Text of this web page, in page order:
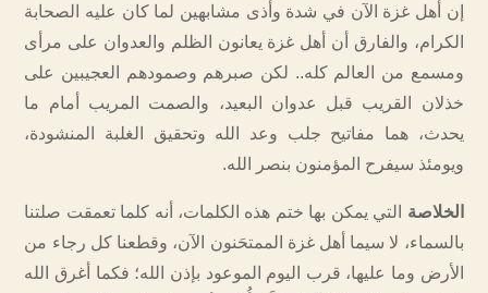
إن أهل غزة الآن في شدة وأذى مشابهين لما كان عليه الصحابة
الكرام، والفارق أن أهل غزة يعانون الظلم والعدوان على مرأى
ومسمع من العالم كله.. لكن صبرهم وصمودهم العجيبين على
خذلان القريب قبل عدوان البعيد، والصمت المريب أمام ما
يحدث، هما مفاتيح جلب وعد الله وتحقيق الغلبة المنشودة،
ويومئذ سيفرح المؤمنون بنصر الله.
الخلاصة
التي يمكن بها ختم هذه الكلمات، أنه كلما تعمقت صلتنا
بالسماء، لا سيما أهل غزة الممتحَنون الآن، وقطعنا كل رجاء من
الأرض وما عليها، قرب اليوم الموعود بإذن الله؛ فكما أغرق الله